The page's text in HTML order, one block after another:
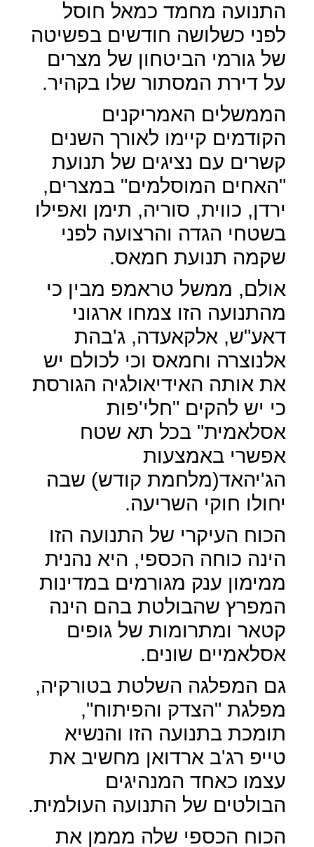
התנועה מחמד כמאל חוסל
לפני כשלושה חודשים בפשיטה
של גורמי הביטחון של מצרים
על דירת המסתור שלו בקהיר.
הממשלים האמריקנים
הקודמים קיימו לאורך השנים
קשרים עם נציגים של תנועת
"האחים המוסלמים" במצרים,
ירדן, כווית, סוריה, תימן ואפילו
בשטחי הגדה והרצועה לפני
שקמה תנועת חמאס.
אולם, ממשל טראמפ מבין כי
מהתנועה הזו צמחו ארגוני
דאע"ש, אלקאעדה, ג'בהת
אלנוצרה וחמאס וכי לכולם יש
את אותה האידיאולגיה הגורסת
כי יש להקים "חלי'פות
אסלאמית" בכל תא שטח
אפשרי באמצעות
הג'יהאד(מלחמת קודש) שבה
יחולו חוקי השריעה.
הכוח העיקרי של התנועה הזו
הינה כוחה הכספי, היא נהנית
ממימון ענק מגורמים במדינות
המפרץ שהבולטת בהם הינה
קטאר ומתרומות של גופים
אסלאמיים שונים.
גם המפלגה השלטת בטורקיה,
מפלגת "הצדק והפיתוח",
תומכת בתנועה הזו והנשיא
טייפ רג'ב ארדואן מחשיב את
עצמו כאחד המנהיגים
הבולטים של התנועה העולמית.
הכוח הכספי שלה מממן את